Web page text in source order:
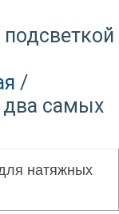
/
два самых
натяжных